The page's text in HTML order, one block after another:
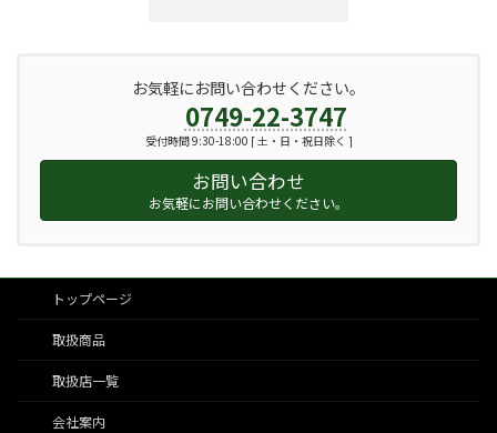
お気軽にお問い合わせください。
0749-22-3747
受付時間 9:30-18:00 [ 土・日・祝日除く ]
お問い合わせ
お気軽にお問い合わせください。
トップページ
取扱商品
取扱店一覧
会社案内